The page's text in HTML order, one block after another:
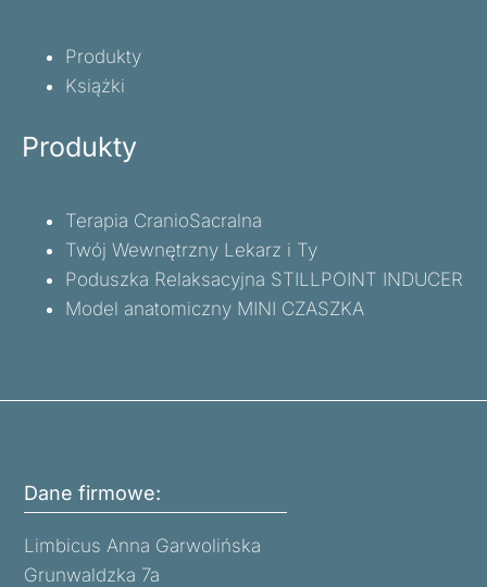
Produkty
Książki
Produkty
Terapia CranioSacralna
Twój Wewnętrzny Lekarz i Ty
Poduszka Relaksacyjna STILLPOINT INDUCER
Model anatomiczny MINI CZASZKA
Dane firmowe:
Limbicus Anna Garwolińska
Grunwaldzka 7a